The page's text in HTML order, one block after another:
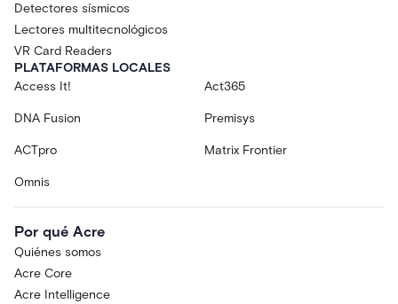
Detectores sísmicos
Lectores multitecnológicos
VR Card Readers
PLATAFORMAS LOCALES
Access It!
Act365
DNA Fusion Premisys
ACTpro Matrix Frontier
Omnis
Por qué Acre
Quiénes somos
Acre Core
Acre Intelligence